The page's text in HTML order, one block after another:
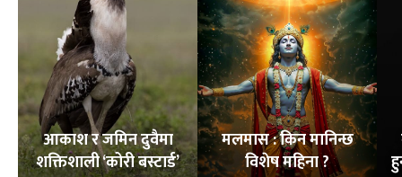
आकाश र जमिन दुवैमा
शक्तिशाली ‘कोरी बस्टार्ड’
मलमास : किन मानिन्छ
विशेष महिना ?